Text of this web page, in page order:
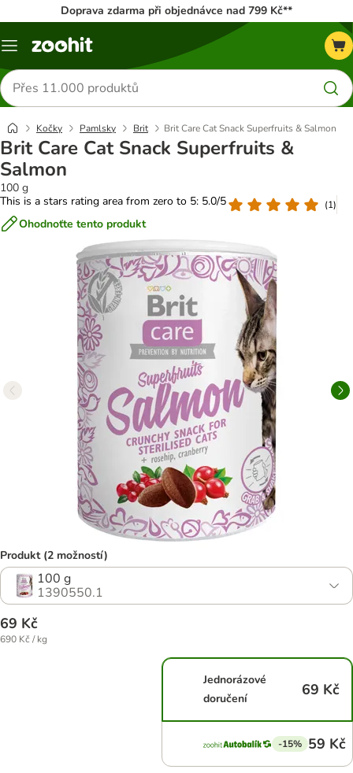
Doprava zdarma při objednávce nad 799 Kč**
Menu
Hledat
produkty
Kočky Pamlsky Brit Brit Care Cat Snack Superfruits & Salmon
Brit Care Cat Snack Superfruits &
Salmon
100 g
This is a stars rating area from zero to 5: 5.0/5
(1)
Ohodnoťte tento produkt
Produkt (2 možností)
100 g
1390550.1
69 Kč
690 Kč / kg
Jednorázové
doručení
69 Kč
-15% 59 Kč